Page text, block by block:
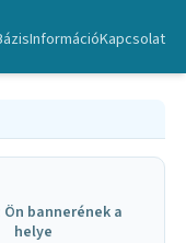
InformációKapcsolat
bannerének a
helye